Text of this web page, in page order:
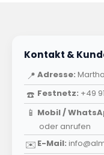
Kontakt &
📍 Adresse:
☎️ Festnetz: +49
📱 Mobil /
oder anrufen
✉️ E-Mail: